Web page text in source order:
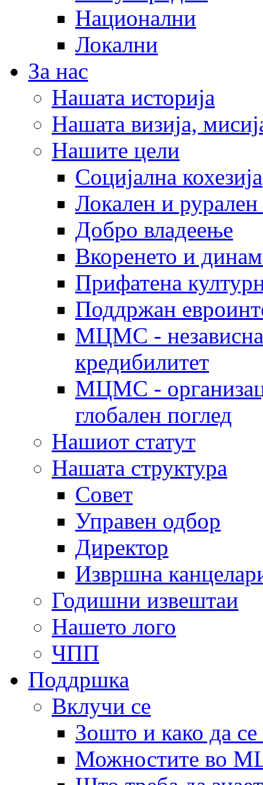
Национални
Локални
За нас
Нашата историја
Нашата визија,
Нашите цели
Социјална кохезија
Локален и рурален
Добро владеење
Вкоренето и
Прифатена
Поддржан
МЦМС - независна
кредибилитет
МЦМС -
глобален поглед
Нашиот статут
Нашата структура
Совет
Управен одбор
Директор
Извршна
Годишни извештаи
Нашето лого
ЧПП
Поддршка
Вклучи се
Зошто и како да
Можностите во